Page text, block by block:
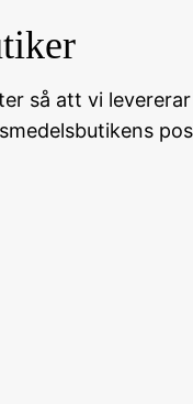
så att vi levererar